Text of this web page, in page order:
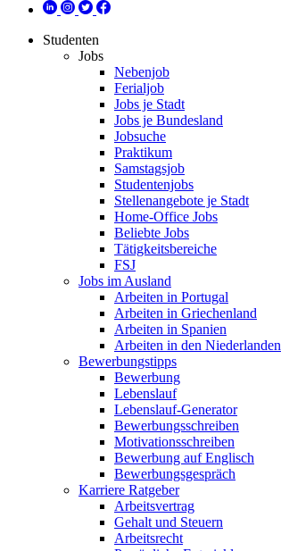
Studenten
Jobs
Nebenjob
Ferialjob
Jobs je Stadt
Jobs je Bundesland
Jobsuche
Praktikum
Samstagsjob
Studentenjobs
Stellenangebote je Stadt
Home-Office Jobs
Beliebte Jobs
Tätigkeitsbereiche
FSJ
Jobs im Ausland
Arbeiten in Portugal
Arbeiten in Griechenland
Arbeiten in Spanien
Arbeiten in den Niederlanden
Bewerbungstipps
Bewerbung
Lebenslauf
Lebenslauf-Generator
Bewerbungsschreiben
Motivationsschreiben
Bewerbung auf Englisch
Bewerbungsgespräch
Karriere Ratgeber
Arbeitsvertrag
Gehalt und Steuern
Arbeitsrecht